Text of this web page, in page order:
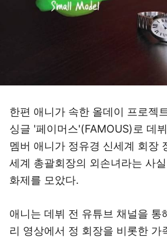
한편 애니가 속한 올데이 프로젝
싱글 '페이머스'(FAMOUS)로 데
멤버 애니가 정유경 신세계 회장
세계 총괄회장의 외손녀라는 사
화제를 모았다.
애니는 데뷔 전 유튜브 채널을 통
리 영상에서 정 회장을 비롯한 가